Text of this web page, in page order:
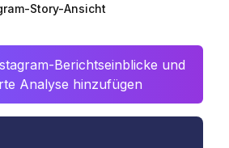
Story-Ansicht
Berichtseinblicke und
Analyse hinzufügen